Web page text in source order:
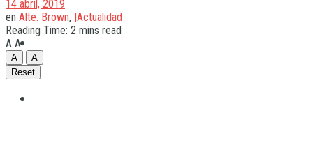
14 abril, 2019
en Alte. Brown, |Actualidad
Reading Time: 2 mins read
A A
A
A
Reset